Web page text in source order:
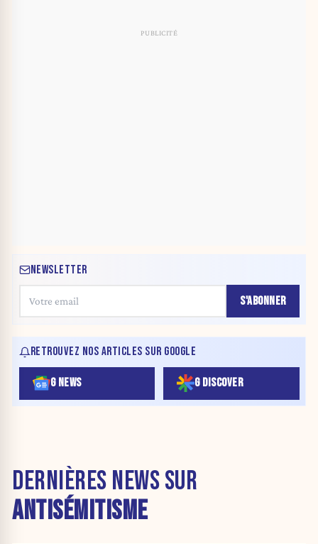
NEWSLETTER
S'ABONNER
RETROUVEZ NOS ARTICLES SUR GOOGLE
G NEWS G DISCOVER
DERNIÈRES NEWS SUR
ANTISÉMITISME